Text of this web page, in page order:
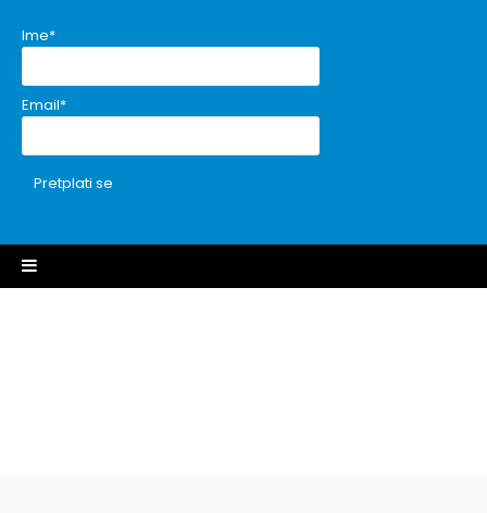
Ime*
Email*